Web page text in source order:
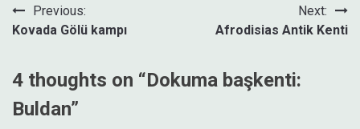
YazıPrevious:
Kovada Gölü kampı
Next:
Afrodisias Antik Kenti
4 thoughts on “Dokuma başkenti:
Buldan”